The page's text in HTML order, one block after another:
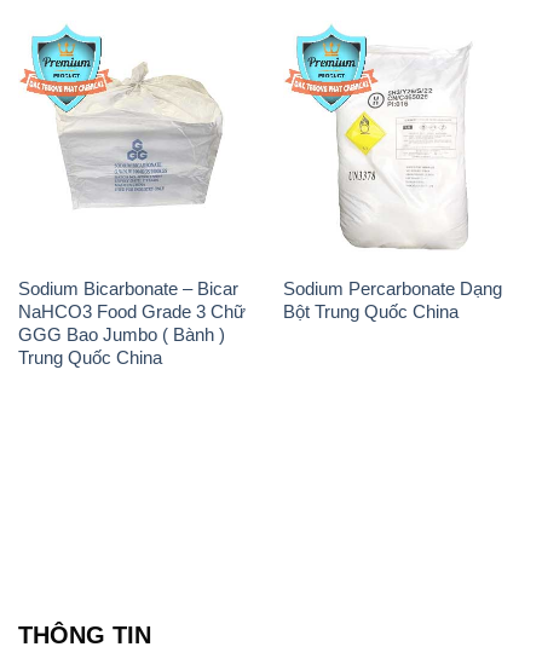
Sodium Bicarbonate – Bicar
NaHCO3 Food Grade 3 Chữ
GGG Bao Jumbo ( Bành )
Trung Quốc China
Sodium Percarbonate Dạng
Bột Trung Quốc China
THÔNG TIN